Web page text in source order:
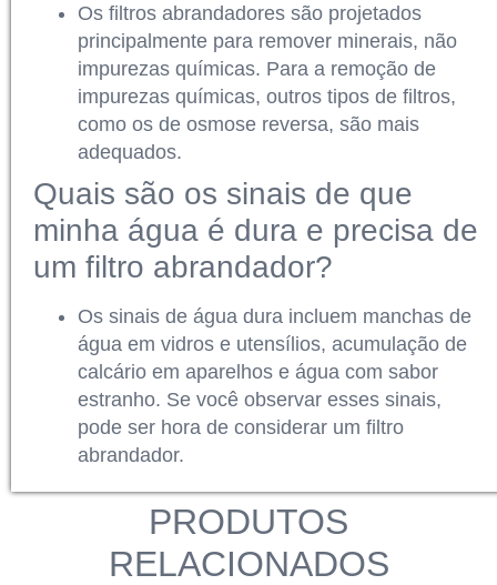
Os filtros abrandadores são projetados
principalmente para remover minerais, não
impurezas químicas. Para a remoção de
impurezas químicas, outros tipos de filtros,
como os de osmose reversa, são mais
adequados.
Quais são os sinais de que
minha água é dura e precisa de
um filtro abrandador?
Os sinais de água dura incluem manchas de
água em vidros e utensílios, acumulação de
calcário em aparelhos e água com sabor
estranho. Se você observar esses sinais,
pode ser hora de considerar um filtro
abrandador.
PRODUTOS
RELACIONADOS